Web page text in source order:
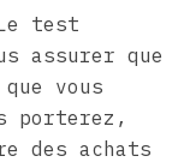
test
assurer que
vous
porterez,
des achats